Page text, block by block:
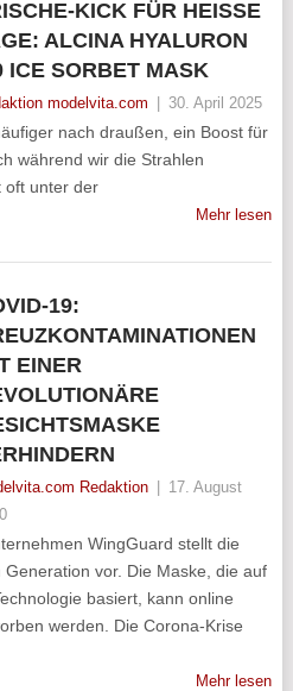
KICK FÜR HEISSE T
ALCINA HYALURON 2
SORBET MASK
modelvita.com 30. April 2025
nach draußen, ein Boost für
während wir die Strahlen
oft unter der
Mehr lesen
19:
EINER
Redaktion
17. August
WingGuard stellt die
vor. Die Maske, die auf
basiert, kann online
werden. Die Corona-Krise
Mehr lesen